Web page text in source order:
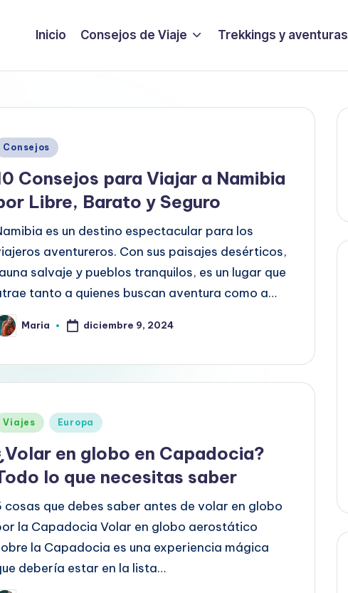
Inicio Consejos de Viaje Trekkings y aventuras
Consejos
Consejos para Viajar a Namibia
Libre, Barato y Seguro
es un destino espectacular para los
aventureros. Con sus paisajes desérticos,
salvaje y pueblos tranquilos, es un lugar que
tanto a quienes buscan aventura como a…
Maria diciembre 9, 2024
Viajes Europa
en globo en Capadocia?
lo que necesitas saber
cosas que debes saber antes de volar en globo
la Capadocia Volar en globo aerostático
la Capadocia es una experiencia mágica
debería estar en la lista…